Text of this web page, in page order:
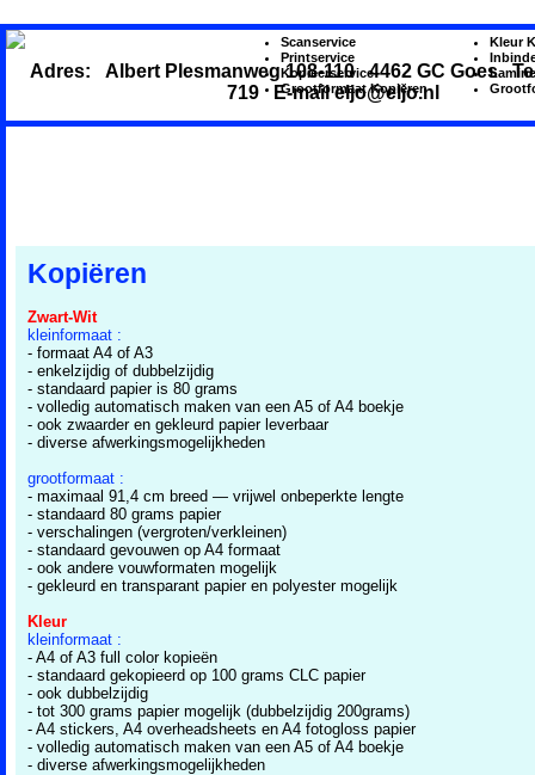
Adres: Albert Plesmanweg 108-110 4462 GC Goes
719 E-mail eljo@eljo.nl
Scanservice
Printservice
Kopieerservice
Grootformaat Kopiëren
Kleur
Kopiëren
Zwart-Wit
kleinformaat :
- formaat A4 of A3
- enkelzijdig of dubbelzijdig
- standaard papier is 80 grams
- volledig automatisch maken van een A5 of A4 boekje
- ook zwaarder en gekleurd papier leverbaar
- diverse afwerkingsmogelijkheden
grootformaat :
- maximaal 91,4 cm breed — vrijwel onbeperkte lengte
- standaard 80 grams papier
- verschalingen (vergroten/verkleinen)
- standaard gevouwen op A4 formaat
- ook andere vouwformaten mogelijk
- gekleurd en transparant papier en polyester mogelijk
Kleur
kleinformaat :
- A4 of A3 full color kopieën
- standaard gekopieerd op 100 grams CLC papier
- ook dubbelzijdig
- tot 300 grams papier mogelijk (dubbelzijdig 200grams)
- A4 stickers, A4 overheadsheets en A4 fotogloss papier
- volledig automatisch maken van een A5 of A4 boekje
- diverse afwerkingsmogelijkheden